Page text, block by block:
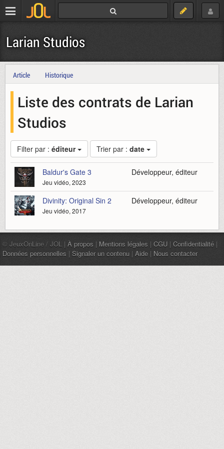
Larian Studios
Article Historique
Liste des contrats de Larian
Studios
Filter par : éditeur Trier par : date
Baldur's Gate 3
Jeu vidéo, 2023
Développeur, éditeur
Divinity: Original Sin 2
Jeu vidéo, 2017
Développeur, éditeur
© JeuxOnLine / JOL | À propos | Mentions légales | CGU | Confidentialité |
Données personnelles | Signaler un contenu | Aide | Nous contacter